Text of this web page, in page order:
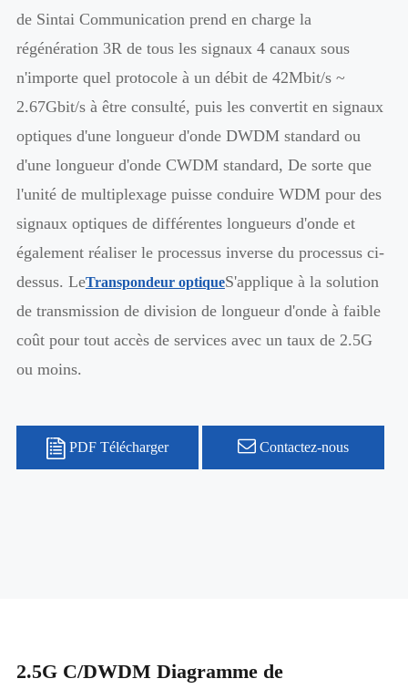
de Sintai Communication prend en charge la
régénération 3R de tous les signaux 4 canaux sous
n'importe quel protocole à un débit de 42Mbit/s ~
2.67Gbit/s à être consulté, puis les convertit en signaux
optiques d'une longueur d'onde DWDM standard ou
d'une longueur d'onde CWDM standard, De sorte que
l'unité de multiplexage puisse conduire WDM pour des
signaux optiques de différentes longueurs d'onde et
également réaliser le processus inverse du processus ci-
dessus. LeTranspondeur optiqueS'applique à la solution
de transmission de division de longueur d'onde à faible
coût pour tout accès de services avec un taux de 2.5G
ou moins.
PDF Télécharger Contactez-nous
2.5G C/DWDM Diagramme de